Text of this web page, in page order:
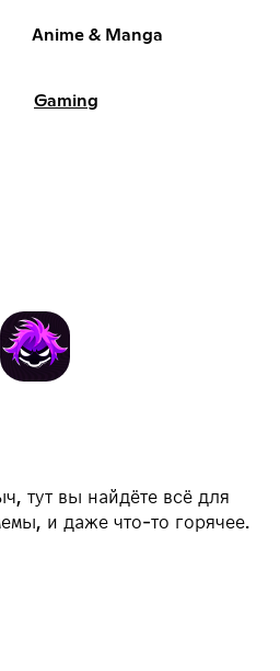
Anime & Manga
Gaming
тут вы найдёте всё для
и даже что-то горячее.